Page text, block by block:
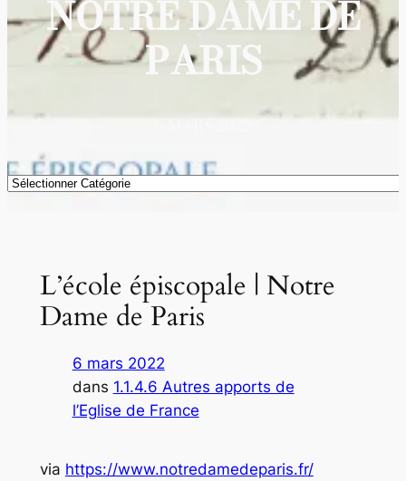
NOTRE DAME DE
PARIS
Catégories
L’école épiscopale | Notre
Dame de Paris
6 mars 2022
dans 1.1.4.6 Autres apports de
l’Eglise de France
via https://www.notredamedeparis.fr/